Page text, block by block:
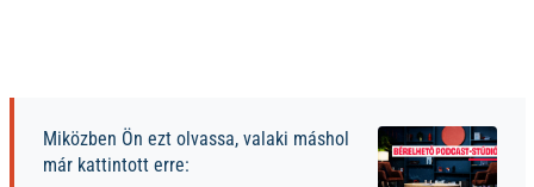
Miközben Ön ezt olvassa, valaki máshol
már kattintott erre: